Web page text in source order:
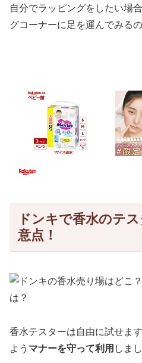
自分でラッピングをしたい場
グコーナーに足を運んでみる
ドンキで香水のテ
意点！
香水テスターは自由に試せま
よう マナーを守って利用 しま